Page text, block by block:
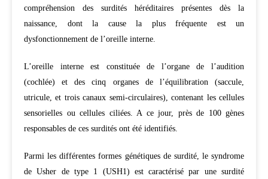
compréhension des surdités héréditaires présentes dès la
naissance, dont la cause la plus fréquente est un
dysfonctionnement de l’oreille interne.
L’oreille interne est constituée de l’organe de l’audition
(cochlée) et des cinq organes de l’équilibration (saccule,
utricule, et trois canaux semi-circulaires), contenant les cellules
sensorielles ou cellules ciliées. A ce jour, près de 100 gènes
responsables de ces surdités ont été identifiés.
Parmi les différentes formes génétiques de surdité, le syndrome
de Usher de type 1 (USH1) est caractérisé par une surdité